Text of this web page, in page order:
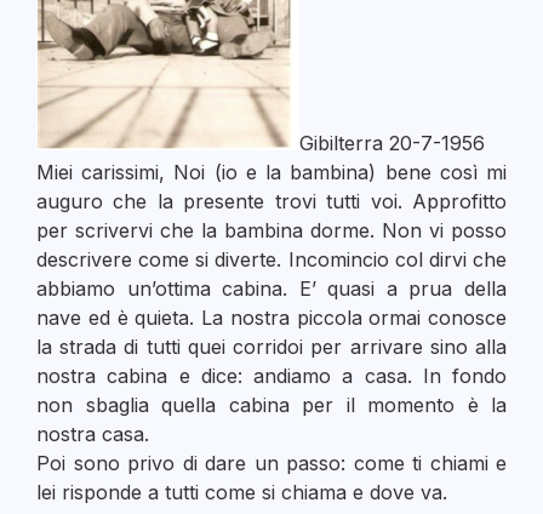
Gibilterra 20-7-1956
Miei carissimi, Noi (io e la bambina) bene così mi
auguro che la presente trovi tutti voi. Approfitto
per scrivervi che la bambina dorme. Non vi posso
descrivere come si diverte. Incomincio col dirvi che
abbiamo un’ottima cabina. E’ quasi a prua della
nave ed è quieta. La nostra piccola ormai conosce
la strada di tutti quei corridoi per arrivare sino alla
nostra cabina e dice: andiamo a casa. In fondo
non sbaglia quella cabina per il momento è la
nostra casa.
Poi sono privo di dare un passo: come ti chiami e
lei risponde a tutti come si chiama e dove va.